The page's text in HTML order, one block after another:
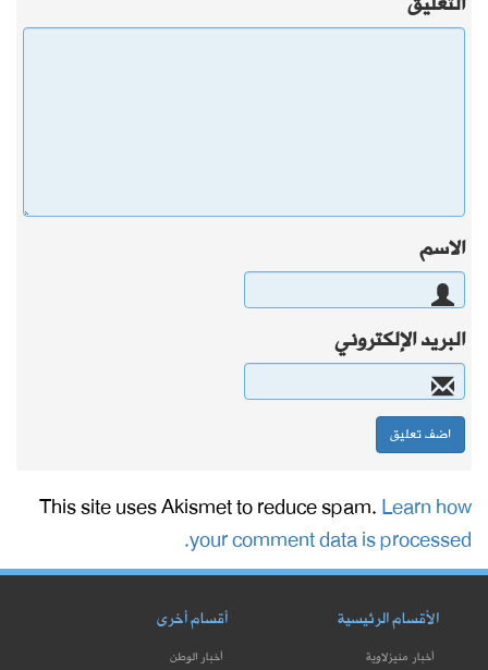
الاسم
البريد الإلكتروني
This site uses Akismet to reduce spam.Learn how
your comment data is processed.
الأقسام الرئيسية
أخبار منيزلاوية
أقسام أخرى
أخبار الوطن